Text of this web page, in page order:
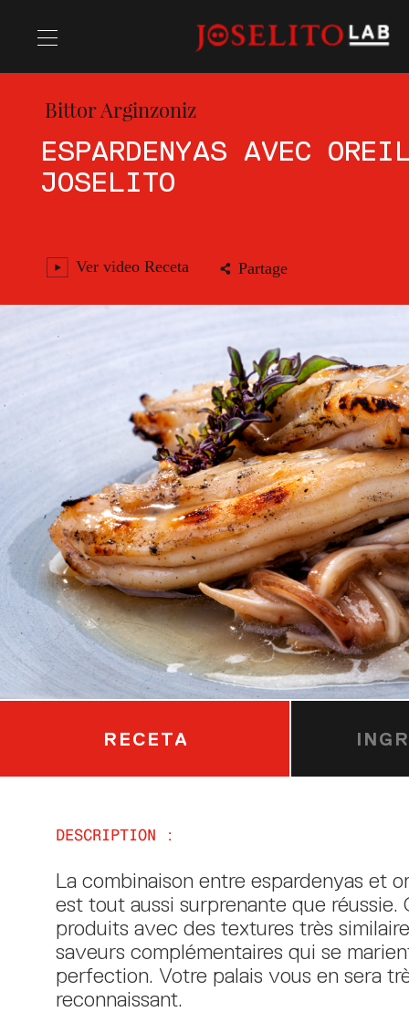
Recettes
Bittor Arginzoniz
ESPARDENYAS AVEC
JOSELITO
Ver video Receta Partage
RECETA
DESCRIPTION :
La combinaison entre espardenyas et
est tout aussi surprenante que réussie.
produits avec des textures très
saveurs complémentaires qui se
perfection. Votre palais vous en sera
reconnaissant.